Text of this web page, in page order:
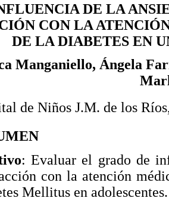
DE LA
CON LA
DE LA DIABETES EN
Manganiello, Ángela
de Niños J.M. de los
: Evaluar el grado de
con la atención
Mellitus en adolescentes.